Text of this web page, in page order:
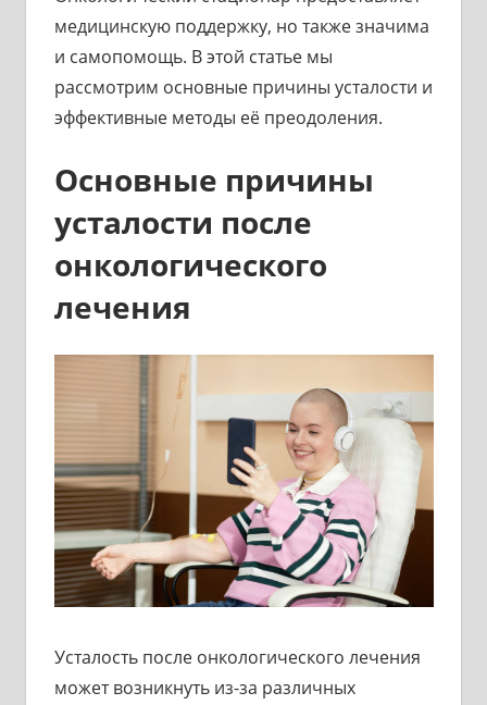
медицинскую поддержку, но также значима
и самопомощь. В этой статье мы
рассмотрим основные причины усталости и
эффективные методы её преодоления.
Основные причины
усталости после
онкологического
лечения
Усталость после онкологического лечения
может возникнуть из-за различных